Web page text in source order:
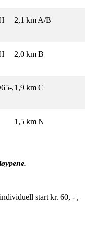
2,1 km A/B
2,0 km B
,1,9 km C
1,5 km N
start kr. 60, - ,